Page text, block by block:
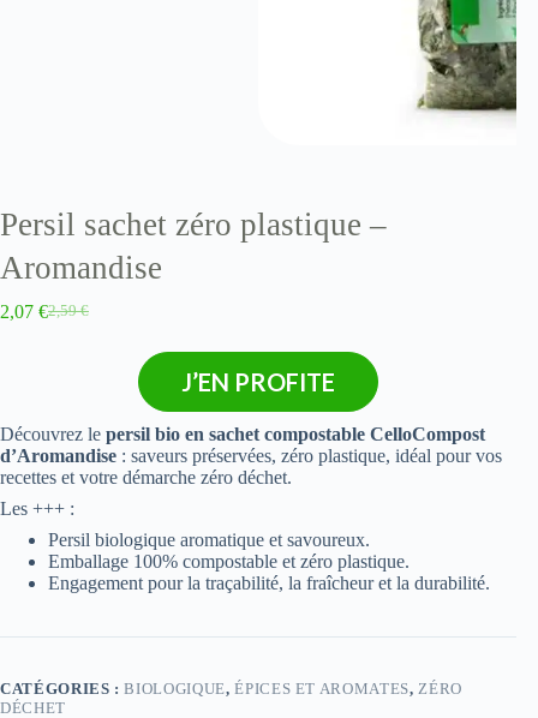
Persil sachet zéro plastique –
Aromandise
2,59€
2,07 €
J’EN PROFITE
Découvrez le persil bio en sachet compostable CelloCompost
d’Aromandise : saveurs préservées, zéro plastique, idéal pour vos
recettes et votre démarche zéro déchet.
Les +++ :
Persil biologique aromatique et savoureux.
Emballage 100% compostable et zéro plastique.
Engagement pour la traçabilité, la fraîcheur et la durabilité.
CATÉGORIES :BIOLOGIQUE,ÉPICES ET AROMATES, ZÉRO
DÉCHET